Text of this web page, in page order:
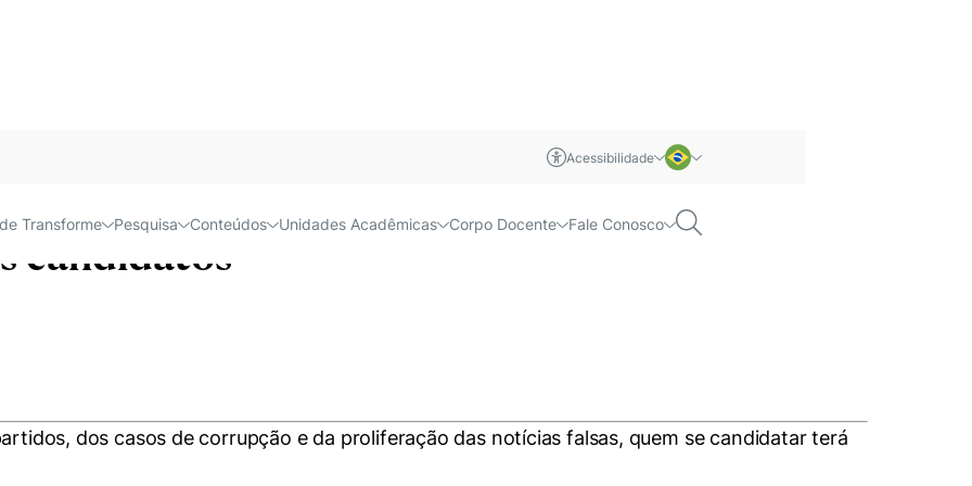
Acessibilidade
Português
Transforme Pesquisa Conteúdos Unidades Acadêmicas Corpo Docente Fale Conosco
crise política, Lava-Jato e fake news
candidatos
dos casos de corrupção e da proliferação das notícias falsas, quem se candidatar terá